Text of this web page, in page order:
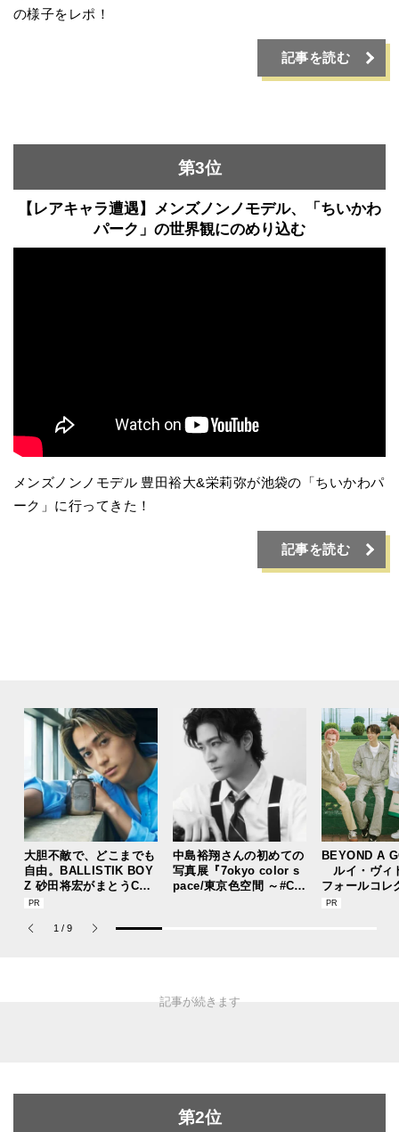
の様子をレポ！
記事を読む
第3位
【レアキャラ遭遇】メンズノンノモデル、「ちいかわ
パーク」の世界観にのめり込む
メンズノンノモデル 豊田裕大&栄莉弥が池袋の「ちいかわパ
ーク」に行ってきた！
記事を読む
大胆不敵で、どこまでも
自由。BALLISTIK BOY
Z 砂田将宏がまとうCOA
CHの新作フレグランス
ナム パルファム」
中島裕翔さんの初めての
写真展『7okyo color s
pace/東京色空間 ～#CO
BEYOND A
ルイ・ヴィ
フォールコレ
描くプレッピ
1 / 9
第2位